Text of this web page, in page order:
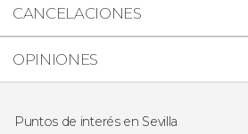
CANCELACIONES
OPINIONES
Puntos de interés en Sevilla